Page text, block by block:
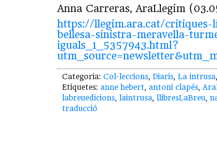
Anna Carreras, AraLlegim
https://llegim.ara.cat/critiques-
bellesa-sinistra-meravella-
iguals_1_5357943.html?
Categoria: Col·leccions, Diaris, La intrusa
Etiquetes: anne hebert, antoni clapés,
labreuedicions, laintrusa, llibresLaBreu,
traducció